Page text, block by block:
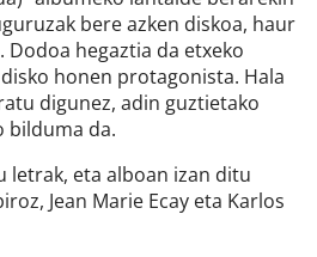
bere azken diskoa, haur
hegaztia da etxeko
honen protagonista. Hala
digunez, adin guztietako
bilduma da.
letrak, eta alboan izan ditu
Jean Marie Ecay eta Karlos